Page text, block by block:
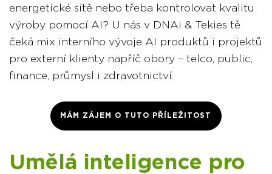
energetické sítě nebo třeba kontrolovat kvalitu
výroby pomocí AI? U nás v DNAi & Tekies tě
čeká mix interního vývoje AI produktů i projektů
pro externí klienty napříč obory – telco, public,
finance, průmysl i zdravotnictví.
MÁM ZÁJEM O TUTO PŘÍLEŽITOST
Umělá inteligence pro